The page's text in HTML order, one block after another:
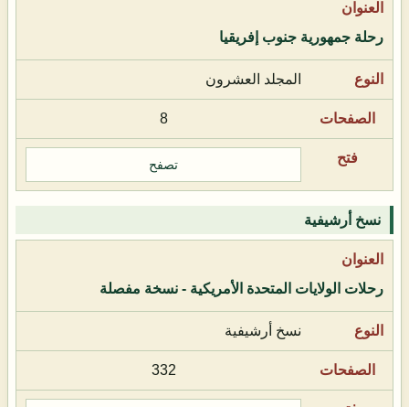
رحلة جمهورية جنوب إفريقيا
المجلد العشرون
8
تصفح
نسخ أرشيفية
رحلات الولايات المتحدة الأمريكية - نسخة مفصلة
نسخ أرشيفية
332